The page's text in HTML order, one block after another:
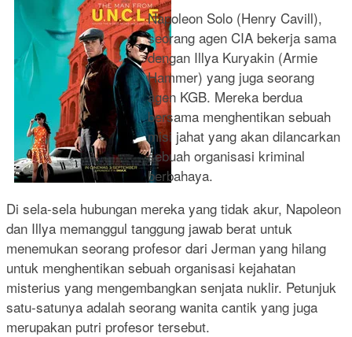
Napoleon Solo (Henry Cavill),
seorang agen CIA bekerja sama
dengan Illya Kuryakin (Armie
Hammer) yang juga seorang
agen KGB. Mereka berdua
bersama menghentikan sebuah
misi jahat yang akan dilancarkan
sebuah organisasi kriminal
berbahaya.
Di sela-sela hubungan mereka yang tidak akur, Napoleon
dan Illya memanggul tanggung jawab berat untuk
menemukan seorang profesor dari Jerman yang hilang
untuk menghentikan sebuah organisasi kejahatan
misterius yang mengembangkan senjata nuklir. Petunjuk
satu-satunya adalah seorang wanita cantik yang juga
merupakan putri profesor tersebut.